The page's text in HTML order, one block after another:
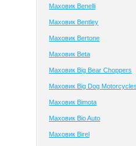
Маховик Benelli
Маховик Bentley
Маховик Bertone
Маховик Beta
Маховик Big Bear Choppers
Маховик Big Dog
Маховик Bimota
Маховик Bio Auto
Маховик Birel